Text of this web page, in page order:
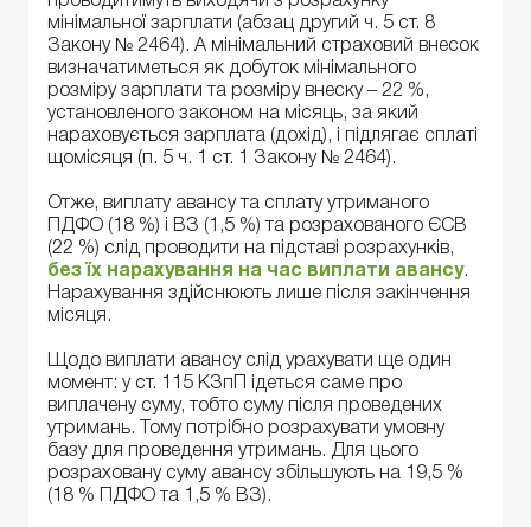
мінімальної зарплати (абзац другий ч. 5 ст. 8
Закону № 2464). А мінімальний страховий внесок
визначатиметься як добуток мінімального
розміру зарплати та розміру внеску – 22 %,
установленого законом на місяць, за який
нараховується зарплата (дохід), і підлягає сплаті
щомісяця (п. 5 ч. 1 ст. 1 Закону № 2464).
Отже, виплату авансу та сплату утриманого
ПДФО (18 %) і ВЗ (1,5 %) та розрахованого ЄСВ
(22 %) слід проводити на підставі розрахунків,
без їх нарахування на час виплати авансу.
Нарахування здійснюють лише після закінчення
місяця.
Щодо виплати авансу слід урахувати ще один
момент: у ст. 115 КЗпП ідеться саме про
виплачену суму, тобто суму після проведених
утримань. Тому потрібно розрахувати умовну
базу для проведення утримань. Для цього
розраховану суму авансу збільшують на 19,5 %
(18 % ПДФО та 1,5 % ВЗ).